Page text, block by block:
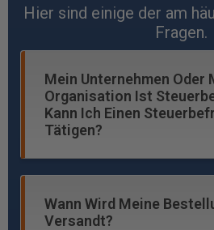
Hier sind einige der am
Fragen.
Mein Unternehmen Oder
Organisation Ist
Kann Ich Einen
Tätigen?
Wann Wird Meine
Versandt?